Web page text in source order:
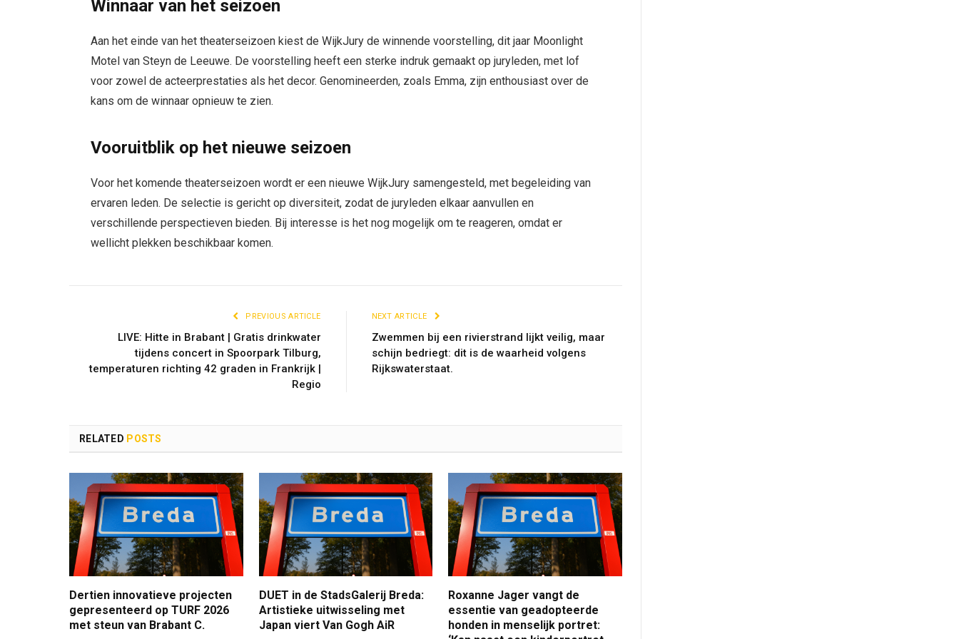
Winnaar van het seizoen
Aan het einde van het theaterseizoen kiest de WijkJury de winnende voorstelling, dit jaar Moonlight
Motel van Steyn de Leeuwe. De voorstelling heeft een sterke indruk gemaakt op juryleden, met lof
voor zowel de acteerprestaties als het decor. Genomineerden, zoals Emma, zijn enthousiast over de
kans om de winnaar opnieuw te zien.
Vooruitblik op het nieuwe seizoen
Voor het komende theaterseizoen wordt er een nieuwe WijkJury samengesteld, met begeleiding van
ervaren leden. De selectie is gericht op diversiteit, zodat de juryleden elkaar aanvullen en
verschillende perspectieven bieden. Bij interesse is het nog mogelijk om te reageren, omdat er
wellicht plekken beschikbaar komen.
PREVIOUS ARTICLE
LIVE: Hitte in Brabant | Gratis drinkwater
tijdens concert in Spoorpark Tilburg,
temperaturen richting 42 graden in Frankrijk |
Regio
NEXT ARTICLE
Zwemmen bij een rivierstrand lijkt veilig, maar
schijn bedriegt: dit is de waarheid volgens
Rijkswaterstaat.
RELATED POSTS
Dertien innovatieve projecten
gepresenteerd op TURF 2026
met steun van Brabant C.
DUET in de StadsGalerij Breda:
Artistieke uitwisseling met
Japan viert Van Gogh AiR
Roxanne Jager vangt de
essentie van geadopteerde
honden in menselijk portret: